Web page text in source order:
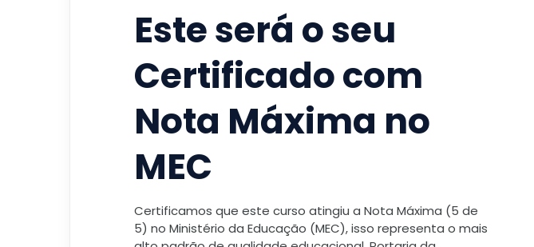
Este será o seu
Certificado com
Nota Máxima no
MEC
Certificamos que este curso atingiu a Nota Máxima (5 de
5) no Ministério da Educação (MEC), isso representa o mais